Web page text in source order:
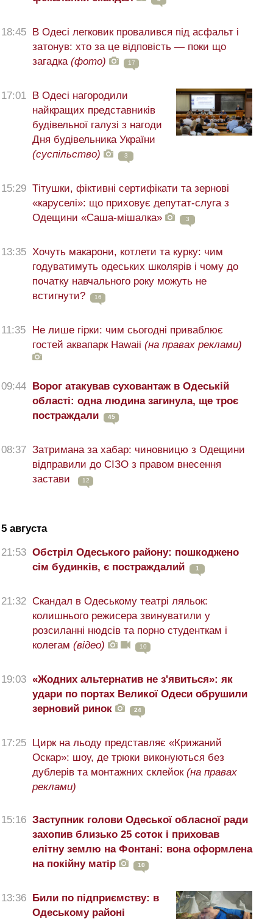
18:45 В Одесі легковик провалився під асфальт і
затонув: хто за це відповість — поки що
загадка (фото) 17
17:01
В Одесі нагородили
найкращих представників
будівельної галузі з нагоди
Дня будівельника України
(суспільство)
3
15:29 Тітушки, фіктивні сертифікати та зернові
«каруселі»: що приховує депутат-слуга з
Одещини «Саша-мішалка»
3
13:35 Хочуть макарони, котлети та курку: чим
годуватимуть одеських школярів і чому до
початку навчального року можуть не
встигнути?
16
11:35
Не лише гірки: чим сьогодні приваблює
гостей аквапарк Hawaii (на правах реклами)
09:44 Ворог атакував суховантаж в Одеській
області: одна людина загинула, ще троє
постраждали
45
08:37 Затримана за хабар: чиновницю з Одещини
відправили до СІЗО з правом внесення
застави
12
5 августа
21:53 Обстріл Одеського району: пошкоджено
сім будинків, є постраждалий
1
21:32 Скандал в Одеському театрі ляльок:
колишнього режисера звинуватили у
розсиланні нюдсів та порно студенткам і
колегам (відео) 10
19:03 «Жодних альтернатив не з'явиться»: як
удари по портах Великої Одеси обрушили
зерновий ринок
24
17:25 Цирк на льоду представляє «Крижаний
Оскар»: шоу, де трюки виконуються без
дублерів та монтажних склейок (на правах
реклами)
15:16 Заступник голови Одеської обласної ради
захопив близько 25 соток і приховав
елітну землю на Фонтані: вона оформлена
на покійну матір
10
13:36 Били по підприємству: в
Одеському районі